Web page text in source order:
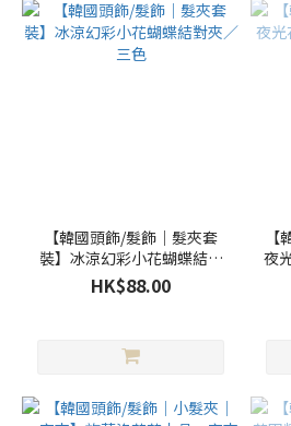
【韓國頭飾/髮飾｜髮夾套
裝】冰涼幻彩小花蝴蝶結對
夾／三色
HK$88.00
夜